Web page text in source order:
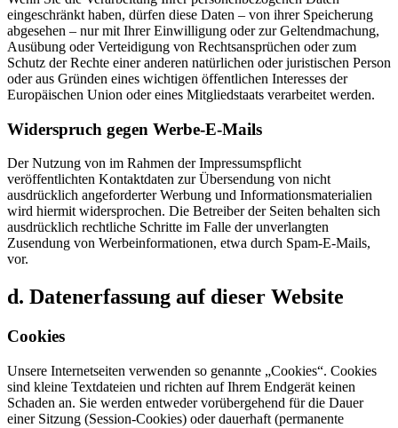
eingeschränkt haben, dürfen diese Daten – von ihrer Speicherung
abgesehen – nur mit Ihrer Einwilligung oder zur Geltendmachung,
Ausübung oder Verteidigung von Rechtsansprüchen oder zum
Schutz der Rechte einer anderen natürlichen oder juristischen Person
oder aus Gründen eines wichtigen öffentlichen Interesses der
Europäischen Union oder eines Mitgliedstaats verarbeitet werden.
Widerspruch gegen Werbe-E-Mails
Der Nutzung von im Rahmen der Impressumspflicht
veröffentlichten Kontaktdaten zur Übersendung von nicht
ausdrücklich angeforderter Werbung und Informationsmaterialien
wird hiermit widersprochen. Die Betreiber der Seiten behalten sich
ausdrücklich rechtliche Schritte im Falle der unverlangten
Zusendung von Werbeinformationen, etwa durch Spam-E-Mails,
vor.
d. Datenerfassung auf dieser Website
Cookies
Unsere Internetseiten verwenden so genannte „Cookies“. Cookies
sind kleine Textdateien und richten auf Ihrem Endgerät keinen
Schaden an. Sie werden entweder vorübergehend für die Dauer
einer Sitzung (Session-Cookies) oder dauerhaft (permanente